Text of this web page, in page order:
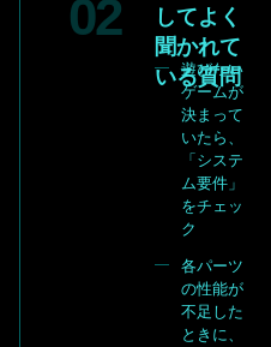
してよく
聞かれて
いる質問
遊びたい
ゲームが
決まって
いたら、
「システ
ム要件」
をチェッ
ク
各パーツ
の性能が
不足した
ときに、